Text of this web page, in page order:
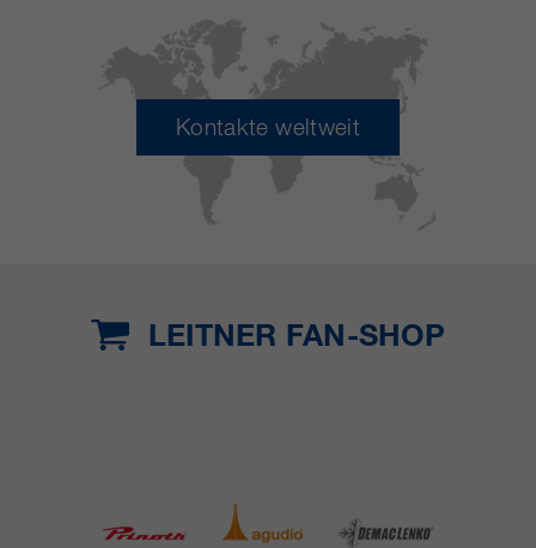
Kontakte weltweit
LEITNER FAN-SHOP